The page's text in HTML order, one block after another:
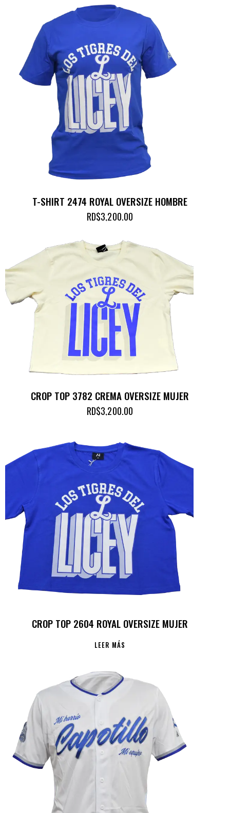
T-SHIRT 2474 ROYAL OVERSIZE HOMBRE
RD$3,200.00
CROP TOP 3782 CREMA OVERSIZE MUJER
RD$3,200.00
CROP TOP 2604 ROYAL OVERSIZE MUJER
LEER MÁS